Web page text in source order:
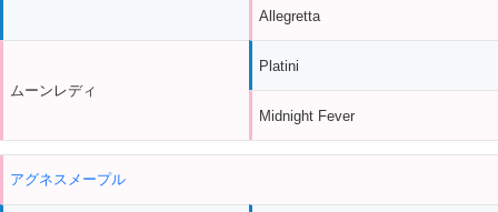
ムーンレディ
Allegretta
Platini
Midnight Fever
アグネスメープル